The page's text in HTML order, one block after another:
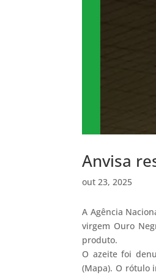
Anvisa
out 23, 2025
A Agência
virgem Ouro
produto.
O azeite foi
(Mapa). O rótulo